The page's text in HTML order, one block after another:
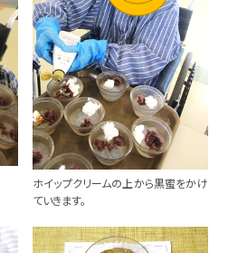
ホイップクリームの上から黒蜜をかけ
ていきます。